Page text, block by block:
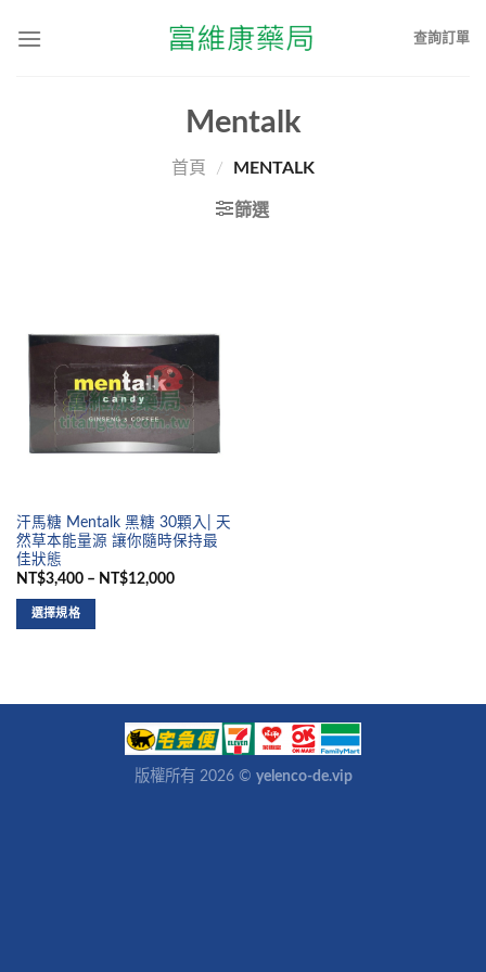
查詢訂單
Mentalk
首頁 / MENTALK
篩選
汗馬糖 Mentalk 黑糖 30顆入| 天
然草本能量源 讓你隨時保持最
佳狀態
NT$3,400 – NT$12,000
選擇規格
版權所有 2026 © yelenco-de.vip